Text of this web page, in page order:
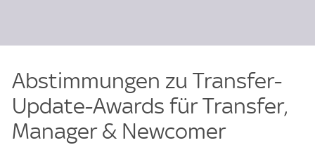
Abstimmungen zu Transfer-
Update-Awards für Transfer,
Manager & Newcomer